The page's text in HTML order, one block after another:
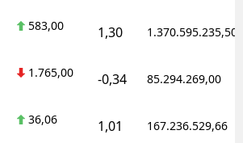
583,00 1,30 1.370.595.235,50
1.765,00 -0,34 85.294.269,00
36,06 1,01 167.236.529,66